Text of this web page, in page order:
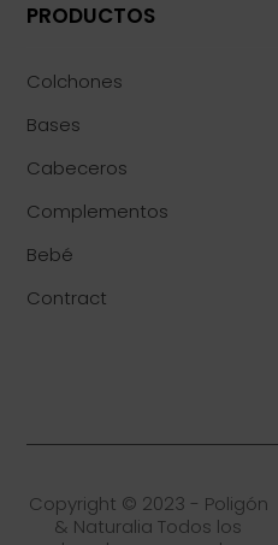
PRODUCTOS
Colchones
Bases
Cabeceros
Complementos
Bebé
Contract
Copyright © 2023 - Poligón
& Naturalia Todos los